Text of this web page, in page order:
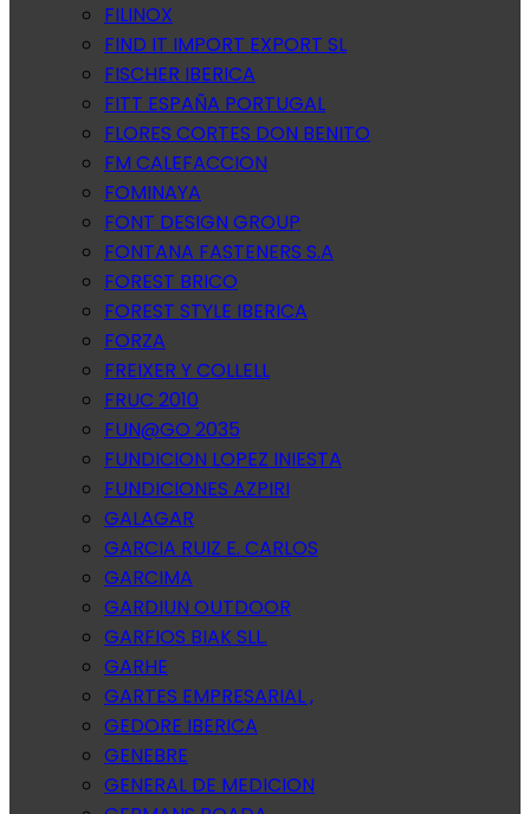
FILINOX
FIND IT IMPORT EXPORT SL
FISCHER IBERICA
FITT ESPAÑA PORTUGAL
FLORES CORTES DON BENITO
FM CALEFACCION
FOMINAYA
FONT DESIGN GROUP
FONTANA FASTENERS S.A
FOREST BRICO
FOREST STYLE IBERICA
FORZA
FREIXER Y COLLELL
FRUC 2010
FUN@GO 2035
FUNDICION LOPEZ INIESTA
FUNDICIONES AZPIRI
GALAGAR
GARCIA RUIZ E. CARLOS
GARCIMA
GARDIUN OUTDOOR
GARFIOS BIAK SLL.
GARHE
GARTES EMPRESARIAL ,
GEDORE IBERICA
GENEBRE
GENERAL DE MEDICION